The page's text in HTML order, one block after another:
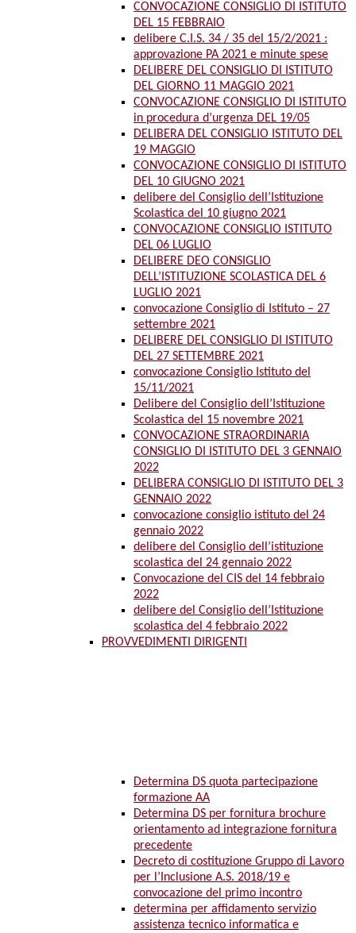
CONVOCAZIONE CONSIGLIO DI ISTITUTO
DEL 15 FEBBRAIO
delibere C.I.S. 34 / 35 del 15/2/2021 :
approvazione PA 2021 e minute spese
DELIBERE DEL CONSIGLIO DI ISTITUTO
DEL GIORNO 11 MAGGIO 2021
CONVOCAZIONE CONSIGLIO DI ISTITUTO
in procedura d’urgenza DEL 19/05
DELIBERA DEL CONSIGLIO ISTITUTO DEL
19 MAGGIO
CONVOCAZIONE CONSIGLIO DI ISTITUTO
DEL 10 GIUGNO 2021
delibere del Consiglio dell’Istituzione
Scolastica del 10 giugno 2021
CONVOCAZIONE CONSIGLIO ISTITUTO
DEL 06 LUGLIO
DELIBERE DEO CONSIGLIO
DELL’ISTITUZIONE SCOLASTICA DEL 6
LUGLIO 2021
convocazione Consiglio di Istituto – 27
settembre 2021
DELIBERE DEL CONSIGLIO DI ISTITUTO
DEL 27 SETTEMBRE 2021
convocazione Consiglio Istituto del
15/11/2021
Delibere del Consiglio dell’Istituzione
Scolastica del 15 novembre 2021
CONVOCAZIONE STRAORDINARIA
CONSIGLIO DI ISTITUTO DEL 3 GENNAIO
2022
DELIBERA CONSIGLIO DI ISTITUTO DEL 3
GENNAIO 2022
convocazione consiglio istituto del 24
gennaio 2022
delibere del Consiglio dell’istituzione
scolastica del 24 gennaio 2022
Convocazione del CIS del 14 febbraio
2022
delibere del Consiglio dell’Istituzione
scolastica del 4 febbraio 2022
PROVVEDIMENTI DIRIGENTI
Determina DS quota partecipazione
formazione AA
Determina DS per fornitura brochure
orientamento ad integrazione fornitura
precedente
Decreto di costituzione Gruppo di Lavoro
per l’Inclusione A.S. 2018/19 e
convocazione del primo incontro
determina per affidamento servizio
assistenza tecnico informatica e